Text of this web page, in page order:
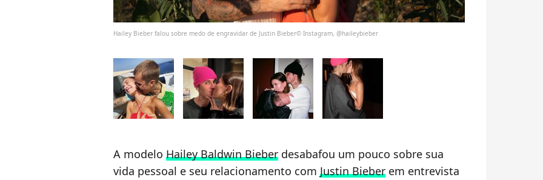
Hailey Bieber falou sobre medo de engravidar de Justin Bieber© Instagram, @haileybieber
A modelo Hailey Baldwin Bieber desabafou um pouco sobre sua
vida pessoal e seu relacionamento com Justin Bieber em entrevista